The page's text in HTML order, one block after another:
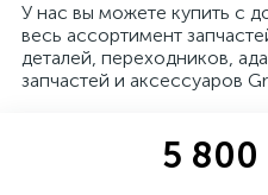
У нас вы можете купить с
весь ассортимент
деталей, переходников,
запчастей и аксессуаров
5 800